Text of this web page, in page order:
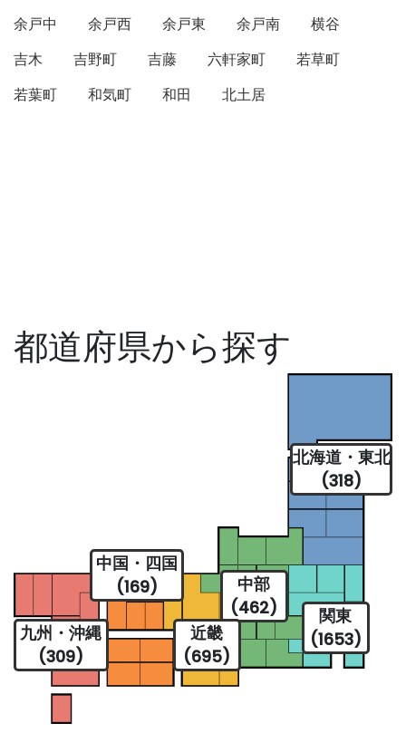
余戸中 余戸西 余戸東 余戸南
横谷
吉木
吉野町 吉藤 六軒家町
若草町
若葉町
和気町 和田 北土居
都道府県から探す
北海道・東北
(318)
関東
(1653)
中部
(462)
近畿
(695)
中国・四国
(169)
九州・沖縄
(309)